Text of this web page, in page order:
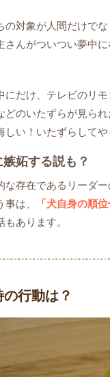
対象が人間だけでな
さんがついつい夢中
にだけ、テレビのリ
どのいたずらが見ら
い！いたずらして
妬する説も？
な存在であるリーダ
は、
「犬自身の順
あります。
行動は？